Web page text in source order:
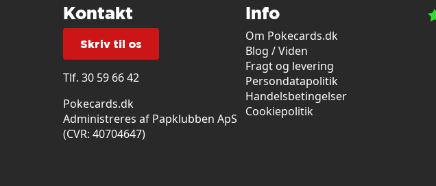
Kontakt
Skriv til os
Tlf. 30 59 66 42
Pokecards.dk
Administreres af Papklubben ApS
(CVR: 40704647)
Info
Om Pokecards.dk
Blog / Viden
Fragt og levering
Persondatapolitik
Handelsbetingelser
Cookiepolitik